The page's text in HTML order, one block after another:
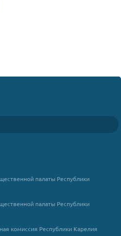
палаты Республики
палаты Республики
комиссия Республики Карелия